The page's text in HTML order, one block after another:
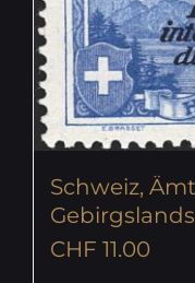
Schweiz,
CHF 11.00